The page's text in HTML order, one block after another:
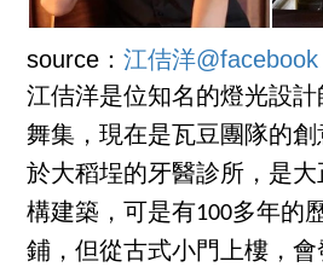
source：江佶洋@facebook
江佶洋是位知名的燈光設
舞集，現在是瓦豆團隊的
於大稻埕的牙醫診所，是
構建築，可是有100多年的
鋪，但從古式小門上樓，